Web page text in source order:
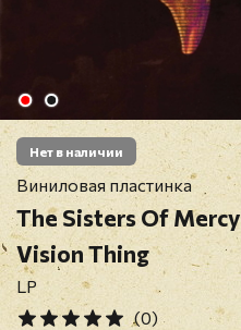
Нет в наличии
Виниловая пластинка
The Sisters Of Mercy
Vision Thing
LP
(0)